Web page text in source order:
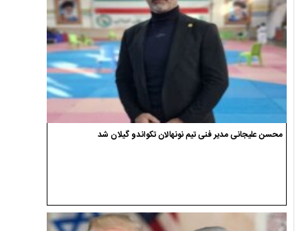
محسن علیجانی مدیر فنی تیم نونهالان تکواندو گیلان شد